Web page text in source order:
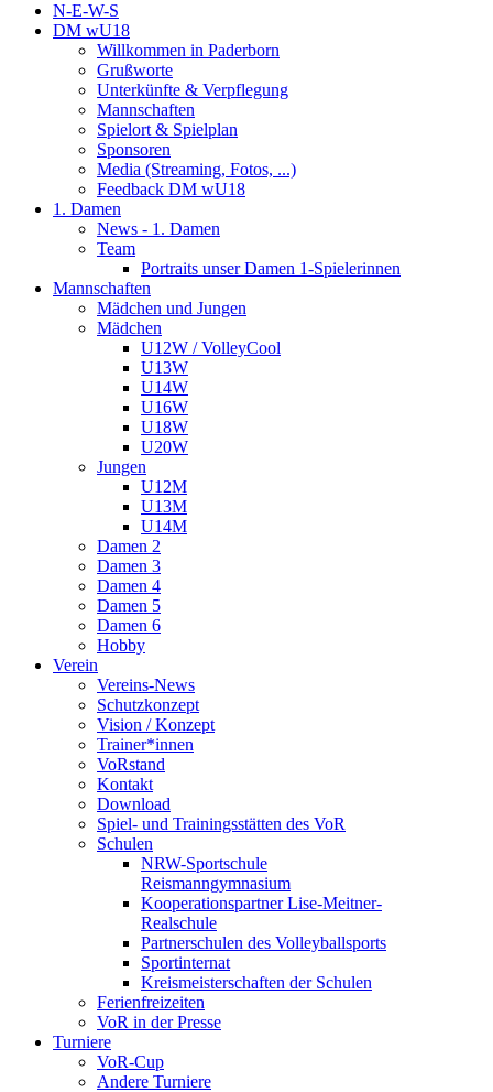
N-E-W-S
DM wU18
Willkommen in Paderborn
Grußworte
Unterkünfte & Verpflegung
Mannschaften
Spielort & Spielplan
Sponsoren
Media (Streaming, Fotos, ...)
Feedback DM wU18
1. Damen
News - 1. Damen
Team
Portraits unser Damen 1-Spielerinnen
Mannschaften
Mädchen und Jungen
Mädchen
U12W / VolleyCool
U13W
U14W
U16W
U18W
U20W
Jungen
U12M
U13M
U14M
Damen 2
Damen 3
Damen 4
Damen 5
Damen 6
Hobby
Verein
Vereins-News
Schutzkonzept
Vision / Konzept
Trainer*innen
VoRstand
Kontakt
Download
Spiel- und Trainingsstätten des VoR
Schulen
NRW-Sportschule
Reismanngymnasium
Kooperationspartner Lise-Meitner-
Realschule
Partnerschulen des Volleyballsports
Sportinternat
Kreismeisterschaften der Schulen
Ferienfreizeiten
VoR in der Presse
Turniere
VoR-Cup
Andere Turniere